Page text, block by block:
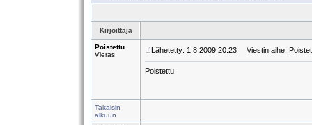
Kirjoittaja
Poistettu
Vieras
Lähetetty: 1.8.2009 20:23 Viestin aihe:
Poistettu
Takaisin
alkuun